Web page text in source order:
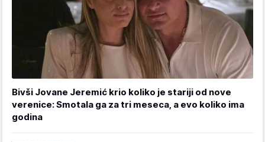
Bivši Jovane Jeremić krio koliko je stariji od nove
verenice: Smotala ga za tri meseca, a evo koliko ima
godina